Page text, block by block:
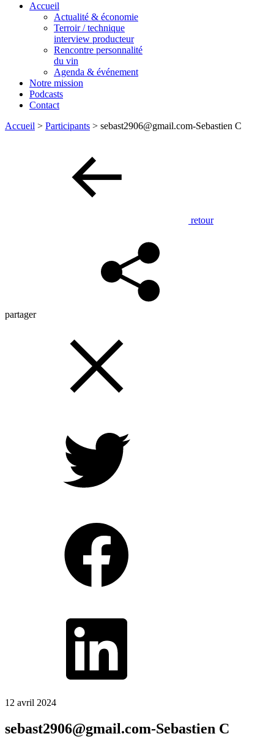
Accueil
Actualité & économie
Terroir / technique
interview producteur
Rencontre personnalité
du vin
Agenda & événement
Notre mission
Podcasts
Contact
Accueil > Participants > sebast2906@gmail.com-Sebastien C
retour
partager
12 avril 2024
sebast2906@gmail.com-Sebastien C